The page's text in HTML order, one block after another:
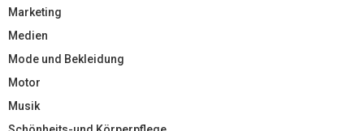
Marketing
Medien
Mode und Bekleidung
Motor
Musik